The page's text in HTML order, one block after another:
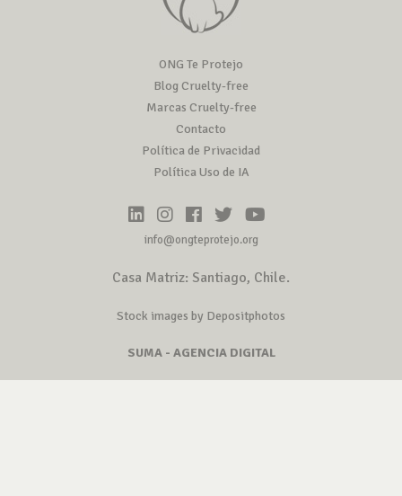
ONG Te Protejo
Blog Cruelty-free
Marcas Cruelty-free
Contacto
Política de Privacidad
Política Uso de IA
info@ongteprotejo.org
Casa Matriz: Santiago, Chile.
Stock images by Depositphotos
SUMA - AGENCIA DIGITAL